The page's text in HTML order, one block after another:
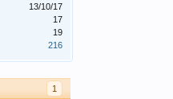
13/10/17
17
19
216
1